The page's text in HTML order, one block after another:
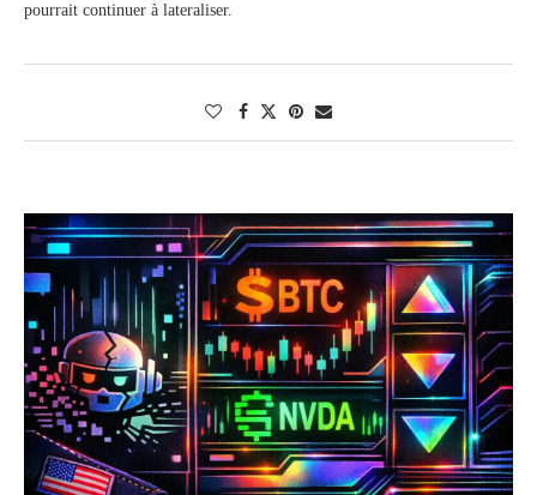
pourrait continuer à lateraliser.